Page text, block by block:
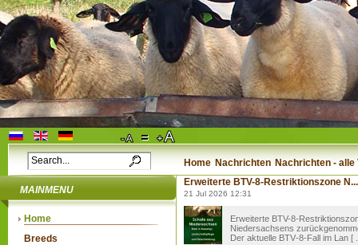
Home Nachrichten Nachrichten - alle
MAINMENU
Home
Breeds
Erweiterte BTV-8-Restriktionszone N...
21 Jul 2026 12:31
Erweiterte BTV-8-
Niedersachsens
Der aktuelle BTV‑8-Fall im Lan [